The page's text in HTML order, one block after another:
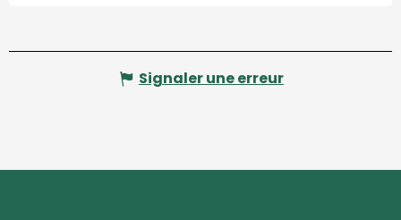
Signaler une erreur